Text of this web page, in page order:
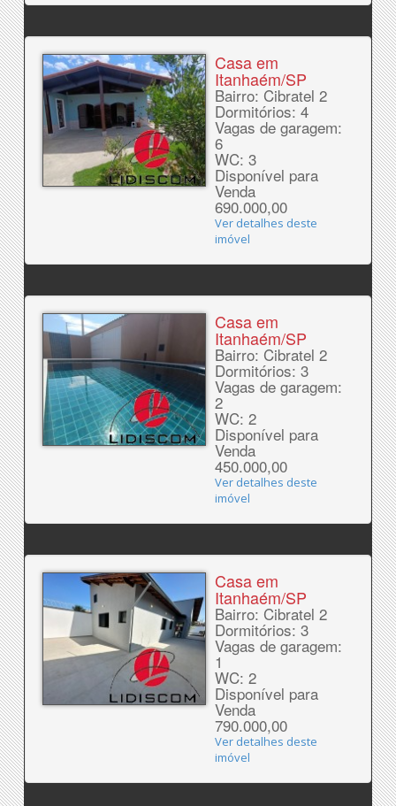
Casa em
Itanhaém/SP
Bairro: Cibratel 2
Dormitórios: 4
Vagas de garagem:
6
WC: 3
Disponível para
Venda
690.000,00
Ver detalhes deste
imóvel
Casa em
Itanhaém/SP
Bairro: Cibratel 2
Dormitórios: 3
Vagas de garagem:
2
WC: 2
Disponível para
Venda
450.000,00
Ver detalhes deste
imóvel
Casa em
Itanhaém/SP
Bairro: Cibratel 2
Dormitórios: 3
Vagas de garagem:
1
WC: 2
Disponível para
Venda
790.000,00
Ver detalhes deste
imóvel